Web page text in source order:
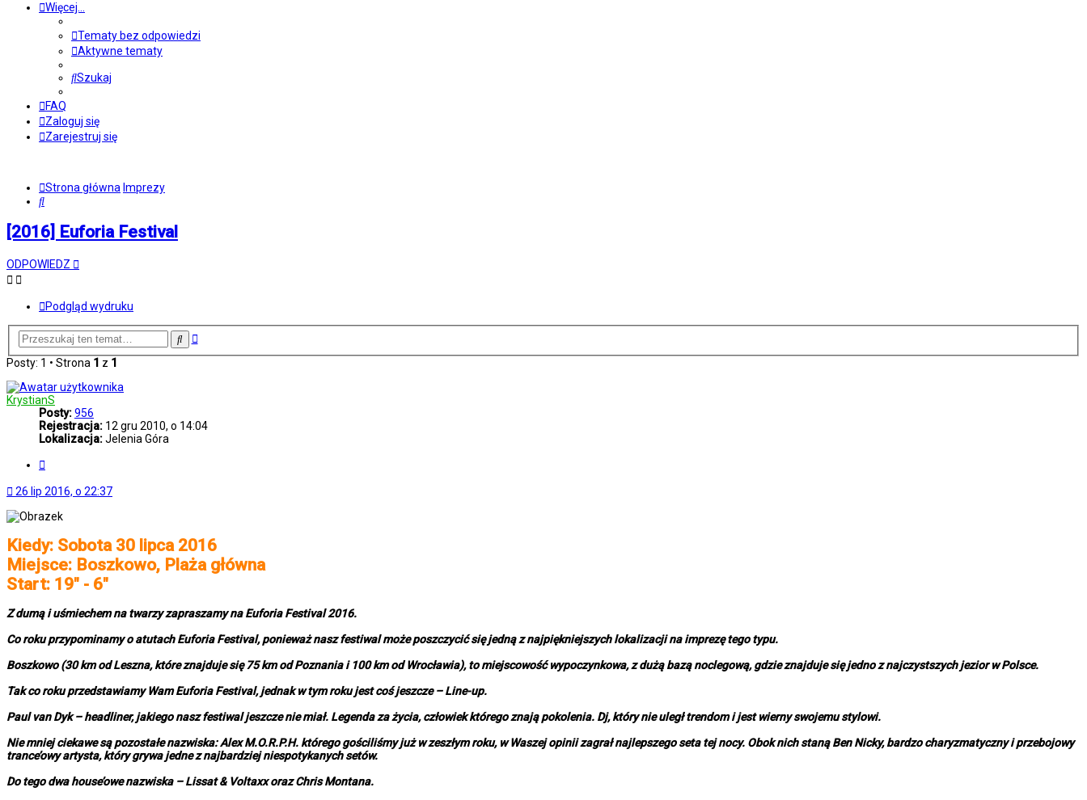
Więcej…
Tematy bez odpowiedzi
Aktywne tematy
Szukaj
FAQ
Zaloguj się
Zarejestruj się
Strona główna Imprezy
Szukaj
[2016] Euforia Festival
ODPOWIEDZ
Podgląd wydruku
SzukajWyszukiwanie
Posty: 1 • Strona 1 z 1
KrystianS
Posty:956
Rejestracja: 12 gru 2010, o 14:04
Lokalizacja:Jelenia Góra
26 lip 2016, o 22:37
Kiedy: Sobota 30 lipca 2016
Miejsce: Boszkowo, Plaża główna
Start: 19" - 6"
Z dumą i uśmiechem na twarzy zapraszamy na Euforia Festival 2016.
Co roku przypominamy o atutach Euforia Festival, ponieważ nasz festiwal może poszczycić się jedną z najpiękniejszych lokalizacji na imprezę tego typu.
Boszkowo (30 km od Leszna, które znajduje się 75 km od Poznania i 100 km od Wrocławia), to miejscowość wypoczynkowa, z dużą bazą noclegową, gdzie znajduje się jedno z najczystszych jezior w Polsce.
Tak co roku przedstawiamy Wam Euforia Festival, jednak w tym roku jest coś jeszcze – Line-up.
Paul van Dyk – headliner, jakiego nasz festiwal jeszcze nie miał. Legenda za życia, człowiek którego znają pokolenia. Dj, który nie uległ trendom i jest wierny swojemu stylowi.
Nie mniej ciekawe są pozostałe nazwiska: Alex M.O.R.P.H. którego gościliśmy już w zeszłym roku, w Waszej opinii zagrał najlepszego seta tej nocy. Obok nich staną Ben Nicky, bardzo charyzmatyczny i przebojowy
trance’owy artysta, który grywa jedne z najbardziej niespotykanych setów.
Do tego dwa house’owe nazwiska – Lissat & Voltaxx oraz Chris Montana.